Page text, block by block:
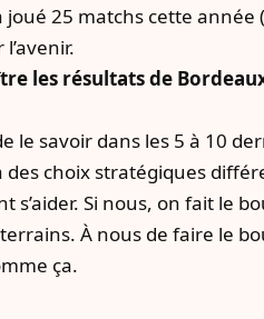
25 matchs cette année
les résultats de
le savoir dans les 5 à 10
choix stratégiques
s’aider. Si nous, on fait le
À nous de faire le
ça.